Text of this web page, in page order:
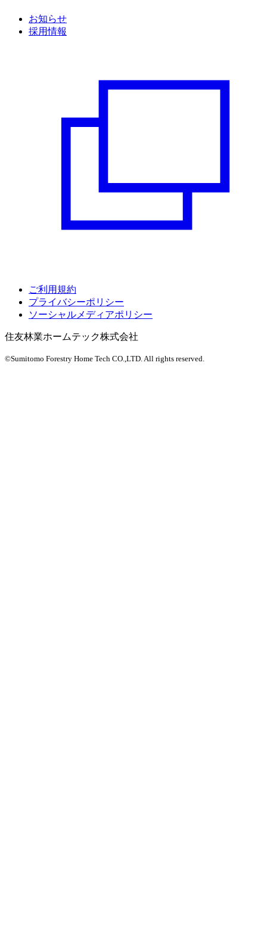
お知らせ
採用情報
ご利用規約
プライバシーポリシー
ソーシャルメディアポリシー
住友林業ホームテック株式会社
©Sumitomo Forestry Home Tech CO.,LTD. All rights reserved.